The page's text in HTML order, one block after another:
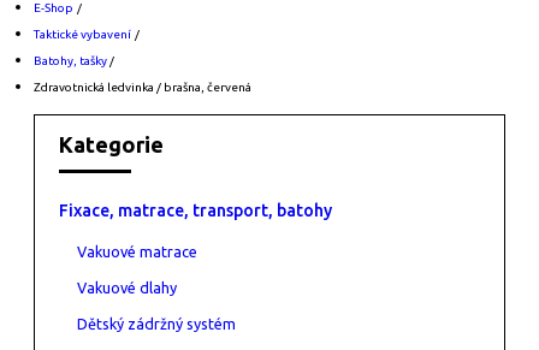
E-Shop /
Taktické vybavení /
Batohy, tašky /
Zdravotnická ledvinka / brašna, červená
Kategorie
Fixace, matrace, transport, batohy
Vakuové matrace
Vakuové dlahy
Dětský zádržný systém